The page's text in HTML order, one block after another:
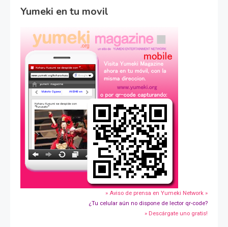
Yumeki en tu movil
» Aviso de prensa en Yumeki Network »
¿Tu celular aún no dispone de lector qr-code?
» Descárgate uno gratis!